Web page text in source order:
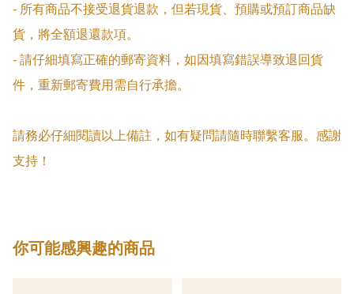
- 所有商品不接受退貨退款，但若現貨、預購或預訂商品缺
貨，將全額退還款項。
- 請仔細填寫正確的郵寄資料，如因填寫錯誤導致退回貨
件，重新郵寄費用需自行承擔。
請務必仔細閱讀以上備註，如有疑問請隨時聯繫客服。感謝
支持！
你可能感興趣的商品